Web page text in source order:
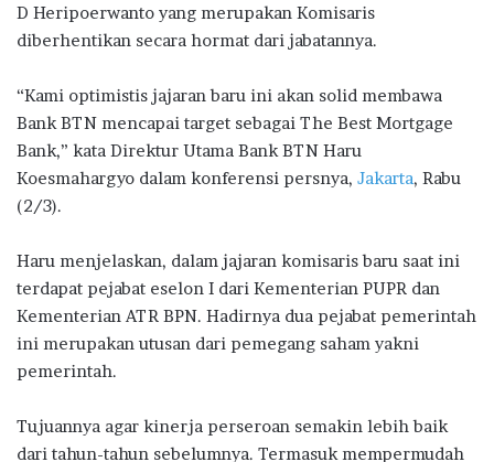
D Heripoerwanto yang merupakan Komisaris
diberhentikan secara hormat dari jabatannya.
“Kami optimistis jajaran baru ini akan solid membawa
Bank BTN mencapai target sebagai The Best Mortgage
Bank,” kata Direktur Utama Bank BTN Haru
Koesmahargyo dalam konferensi persnya, Jakarta, Rabu
(2/3).
Haru menjelaskan, dalam jajaran komisaris baru saat ini
terdapat pejabat eselon I dari Kementerian PUPR dan
Kementerian ATR BPN. Hadirnya dua pejabat pemerintah
ini merupakan utusan dari pemegang saham yakni
pemerintah.
Tujuannya agar kinerja perseroan semakin lebih baik
dari tahun-tahun sebelumnya. Termasuk mempermudah